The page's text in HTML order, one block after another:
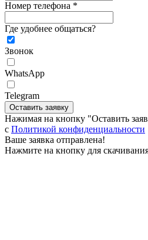
Номер телефона *
Где удобнее общаться?
Звонок
WhatsApp
Telegram
Оставить заявку
Нажимая на кнопку "Оставить
c Политикой конфиденциальности
Ваше заявка отправлена!
Нажмите на кнопку для